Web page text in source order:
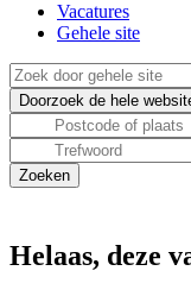
Vacatures
Gehele site
Helaas, deze